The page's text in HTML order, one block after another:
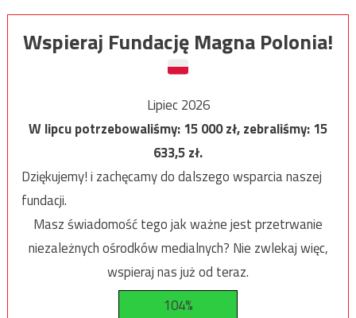
Wspieraj Fundację Magna Polonia!
Lipiec 2026
W lipcu potrzebowaliśmy:15 000zł, zebraliśmy:15
633,5zł.
Dziękujemy! i zachęcamy do dalszego wsparcia naszej
fundacji.
Masz świadomość tego jak ważne jest przetrwanie
niezależnych ośrodków medialnych? Nie zwlekaj więc,
wspieraj nas już od teraz.
104%